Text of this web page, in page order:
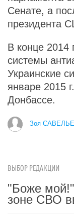
Сенате, а
президента
В конце 2014
системы
Украинские
январе 2015
Донбассе.
Зоя
ВЫБОР РЕДАКЦИИ
"Боже
зоне СВО